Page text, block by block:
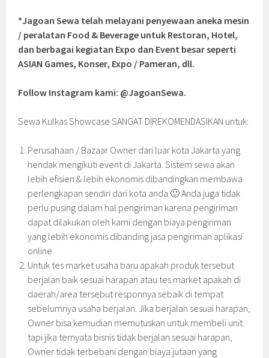
*Jagoan Sewa telah melayani penyewaan aneka mesin
/ peralatan Food & Beverage untuk Restoran, Hotel,
dan berbagai kegiatan Expo dan Event besar seperti
ASIAN Games, Konser, Expo / Pameran, dll.
Follow Instagram kami: @JagoanSewa.
Sewa Kulkas Showcase SANGAT DIREKOMENDASIKAN untuk:
Perusahaan / Bazaar Owner dari luar kota Jakarta yang
hendak mengikuti event di Jakarta. Sistem sewa akan
lebih efisien & lebih ekonomis dibandingkan membawa
perlengkapan sendiri dari kota anda 🙂 Anda juga tidak
perlu pusing dalam hal pengiriman karena pengiriman
dapat dilakukan oleh kami dengan biaya pengiriman
yang lebih ekonomis dibanding jasa pengiriman aplikasi
online.
Untuk tes market usaha baru apakah produk tersebut
berjalan baik sesuai harapan atau tes market apakah di
daerah/area tersebut responnya sebaik di tempat
sebelumnya usaha berjalan. Jika berjalan sesuai harapan,
Owner bisa kemudian memutuskan untuk membeli unit
tapi jika ternyata bisnis tidak berjalan sesuai harapan,
Owner tidak terbebani dengan biaya jutaan yang